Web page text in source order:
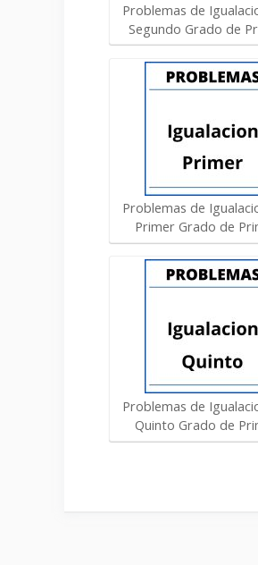
Problemas de
Segundo Grado de
Problemas de
Primer Grado de
Problemas de
Quinto Grado de